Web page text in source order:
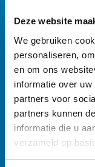
Deze website
We gebruiken
personaliseren,
en om ons
informatie over
partners voor
partners kunnen
informatie die u
verzameld op
werken in de
kinderen tot
vroegtijdige
Ons
en
59,- per jaar.